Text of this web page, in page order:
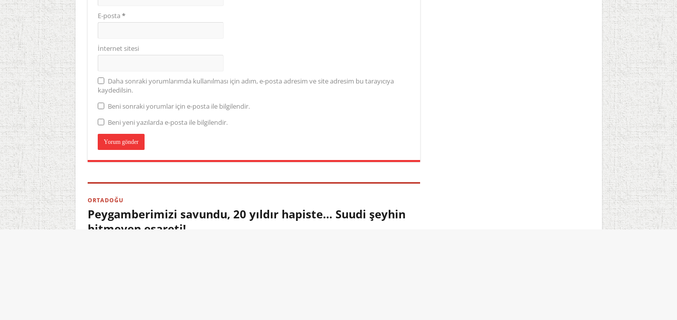
E-posta *
İnternet sitesi
Daha sonraki yorumlarımda kullanılması için adım, e-posta adresim ve site adresim bu tarayıcıya
kaydedilsin.
Beni sonraki yorumlar için e-posta ile bilgilendir.
Beni yeni yazılarda e-posta ile bilgilendir.
ORTADOĞU
Peygamberimizi savundu, 20 yıldır hapiste… Suudi şeyhin
bitmeyen esareti!